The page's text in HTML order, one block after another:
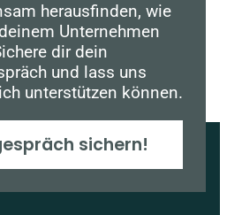
herausfinden, wie
Unternehmen
dir dein
und lass uns
unterstützen können.
sichern!